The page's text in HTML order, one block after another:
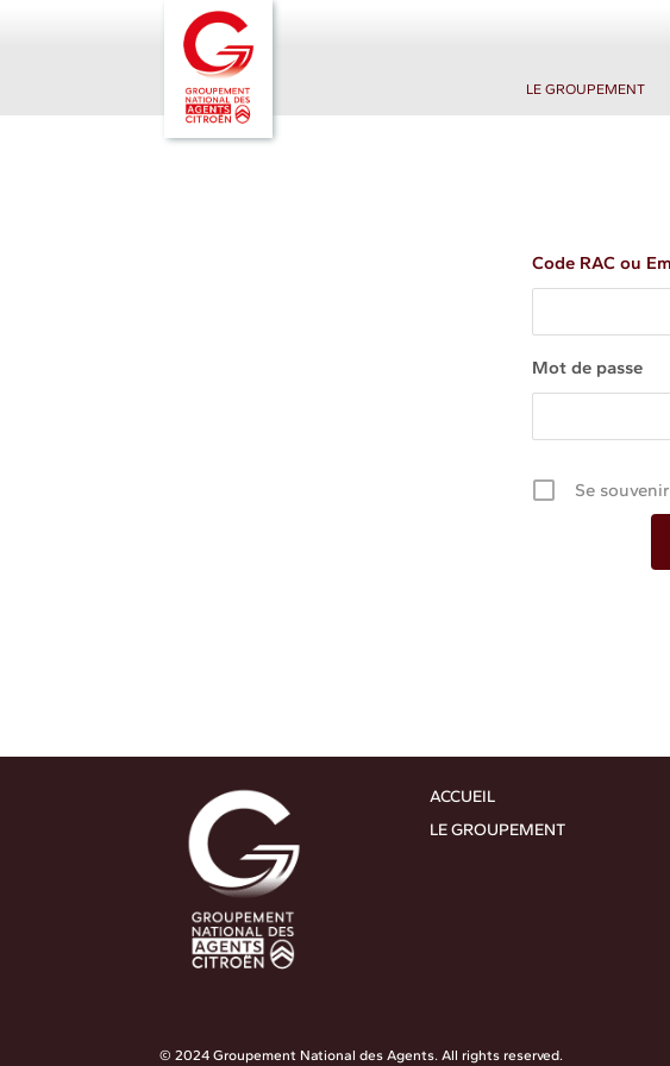
LE GROUPEMENT
Code RAC ou
Mot de passe
Se
ACCUEIL
LE GROUPEMENT
© 2024 Groupement National des Agents. All rights reserved.